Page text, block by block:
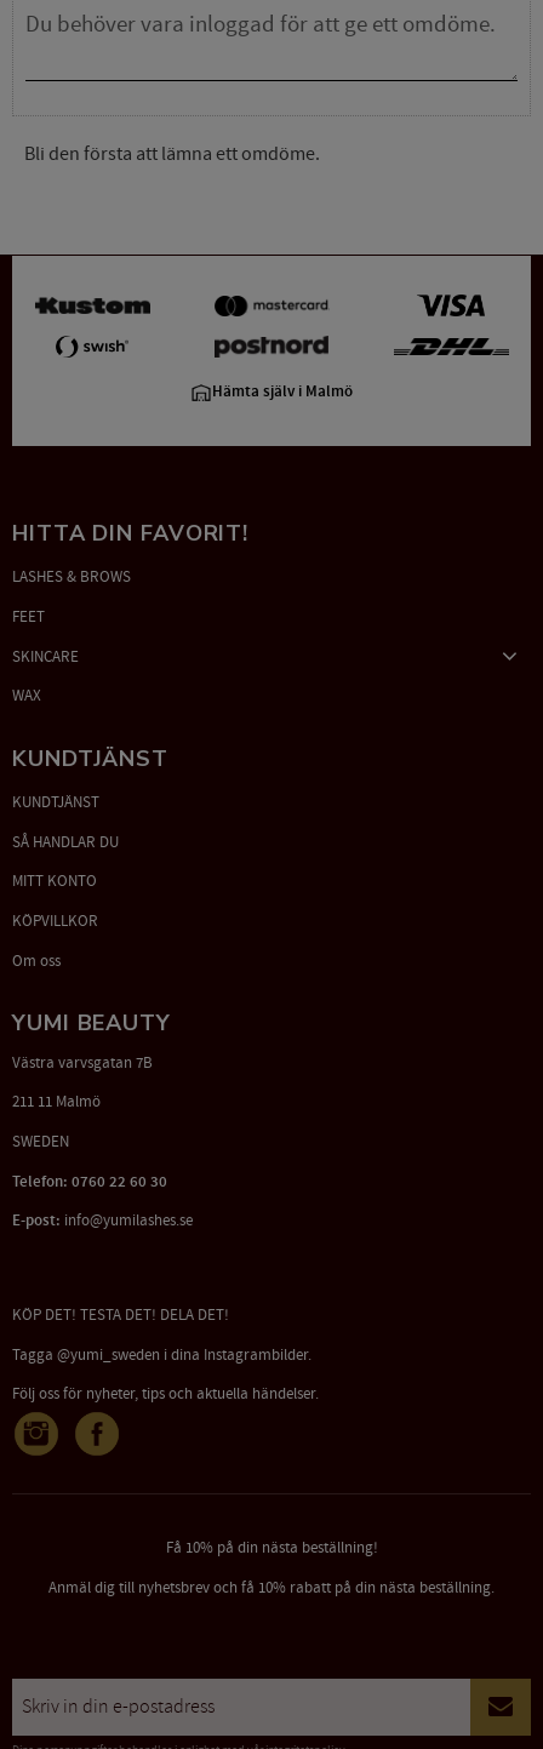
Bli den första att lämna ett omdöme.
Hämta själv i Malmö
HITTA DIN FAVORIT!
LASHES & BROWS
FEET
SKINCARE
WAX
KUNDTJÄNST
KUNDTJÄNST
SÅ HANDLAR DU
MITT KONTO
KÖPVILLKOR
Om oss
YUMI BEAUTY
Västra varvsgatan 7B
211 11 Malmö
SWEDEN
Telefon: 0760 22 60 30
E-post: info@yumilashes.se
KÖP DET! TESTA DET! DELA DET!
Tagga @yumi_sweden i dina Instagrambilder.
Följ oss för nyheter, tips och aktuella händelser.
Få 10% på din nästa beställning!
Anmäl dig till nyhetsbrev och få 10% rabatt på din nästa beställning.